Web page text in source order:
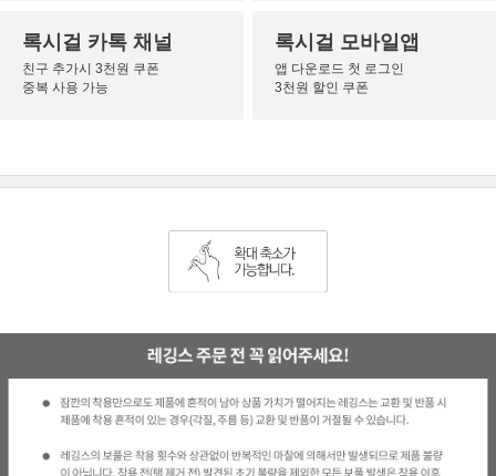
록시걸 카톡 채널
친구 추가시 3천원 쿠폰
중복 사용 가능
록시걸 모바일앱
앱 다운로드 첫 로그인
3천원 할인 쿠폰